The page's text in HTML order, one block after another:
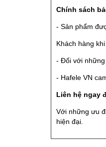
Chính sách
- Sản phẩm
Khách hàng
- Đối với những
- Hafele VN
Liên hệ ngay
Với những ưu
hiện đại.